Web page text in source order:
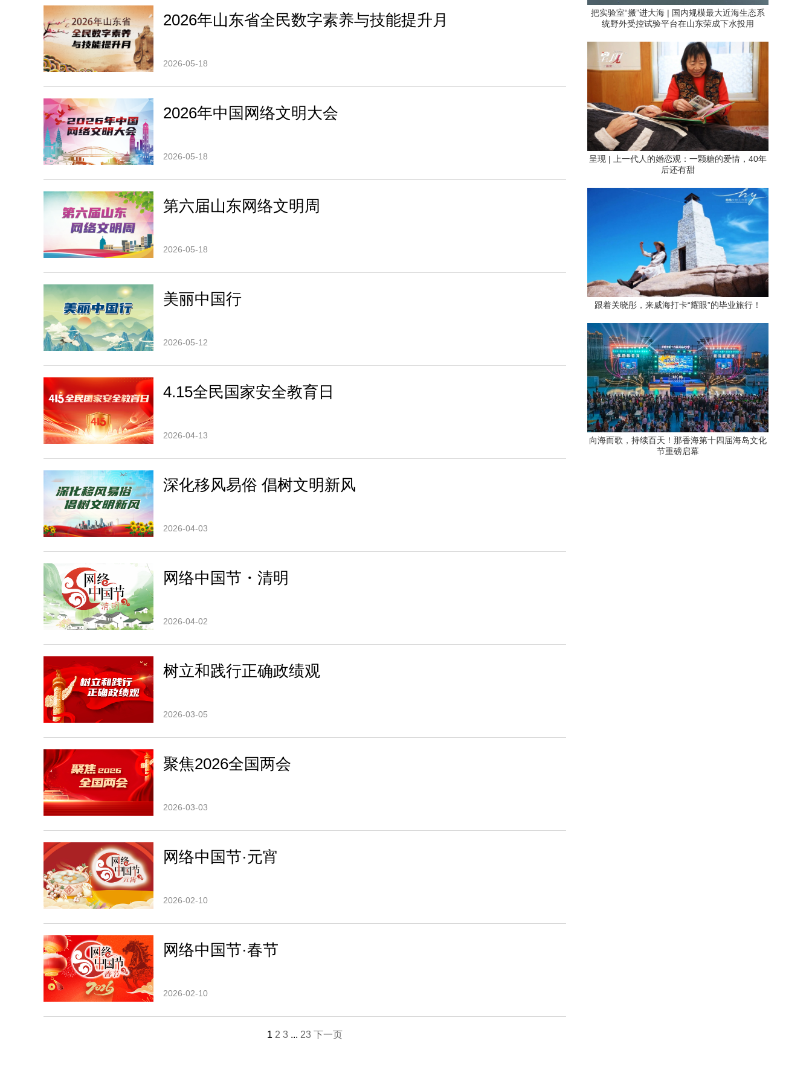
2026年山东省全民数字素养与技能提升月
2026-05-18
2026年中国网络文明大会
2026-05-18
第六届山东网络文明周
2026-05-18
美丽中国行
2026-05-12
4.15全民国家安全教育日
2026-04-13
深化移风易俗 倡树文明新风
2026-04-03
网络中国节・清明
2026-04-02
树立和践行正确政绩观
2026-03-05
聚焦2026全国两会
2026-03-03
网络中国节·元宵
2026-02-10
网络中国节·春节
2026-02-10
1 2 3 ... 23 下一页
把实验室“搬”进大海 | 国内规模最大近海生态系
统野外受控试验平台在山东荣成下水投用
呈现 | 上一代人的婚恋观：一颗糖的爱情，40年
后还有甜
跟着关晓彤，来威海打卡“耀眼”的毕业旅行！
向海而歌，持续百天！那香海第十四届海岛文化
节重磅启幕